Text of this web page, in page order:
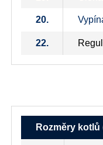
20.
22.
Rozměry kotlů